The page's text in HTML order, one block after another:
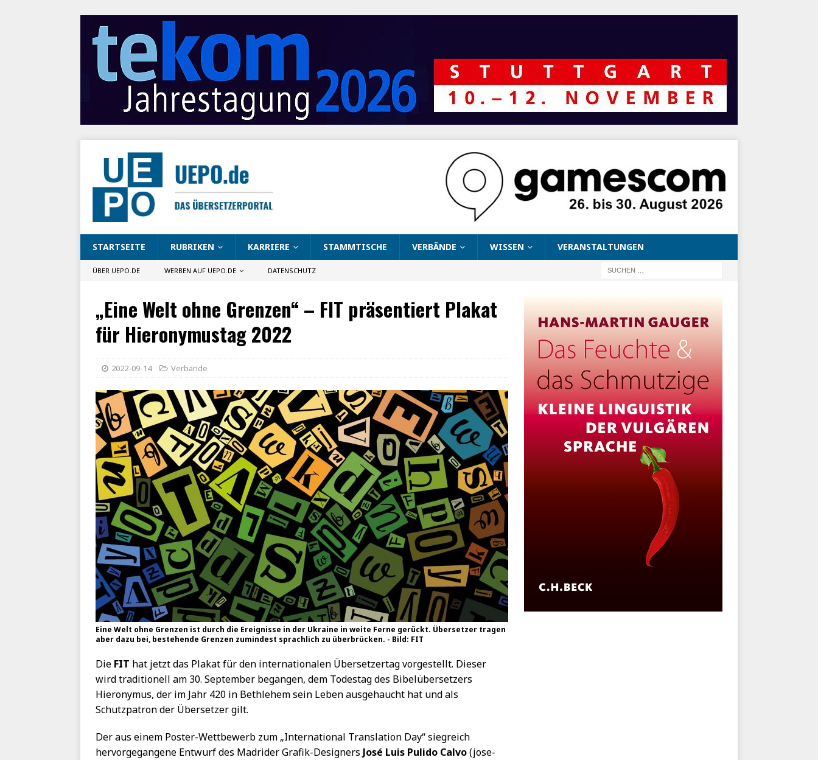
STARTSEITE RUBRIKEN KARRIERE STAMMTISCHE VERBÄNDE WISSEN VERANSTALTUNGEN
ÜBER UEPO.DE WERBEN AUF UEPO.DE DATENSCHUTZ
„Eine Welt ohne Grenzen“ – FIT präsentiert Plakat
für Hieronymustag 2022
2022-09-14 Verbände
Eine Welt ohne Grenzen ist durch die Ereignisse in der Ukraine in weite Ferne gerückt. Übersetzer tragen
aber dazu bei, bestehende Grenzen zumindest sprachlich zu überbrücken. - Bild: FIT
Die FIT hat jetzt das Plakat für den internationalen Übersetzertag vorgestellt. Dieser
wird traditionell am 30. September begangen, dem Todestag des Bibelübersetzers
Hieronymus, der im Jahr 420 in Bethlehem sein Leben ausgehaucht hat und als
Schutzpatron der Übersetzer gilt.
Der aus einem Poster-Wettbewerb zum „International Translation Day“ siegreich
hervorgegangene Entwurf des Madrider Grafik-Designers José Luis Pulido Calvo(jose-